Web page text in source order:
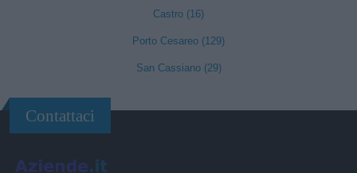
Castro (16)
Porto Cesareo (129)
San Cassiano (29)
Contattaci